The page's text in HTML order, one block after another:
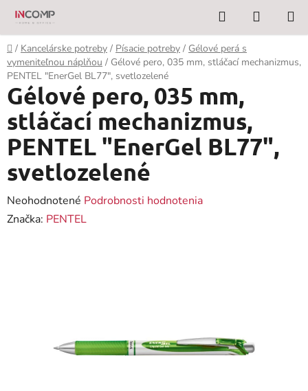
Prejsť
obsah
Hľadať
KOŠÍK
Domov
/ Kancelárske potreby / Písacie potreby / Gélové perá s
vymeniteľnou náplňou / Gélové pero, 035 mm, stláčací mechanizmus,
PENTEL "EnerGel BL77", svetlozelené
Gélové pero, 035 mm,
stláčací mechanizmus,
PENTEL "EnerGel BL77",
svetlozelené
Priemerné
hodnotenie
Neohodnotené Podrobnosti hodnotenia
Značka: PENTEL